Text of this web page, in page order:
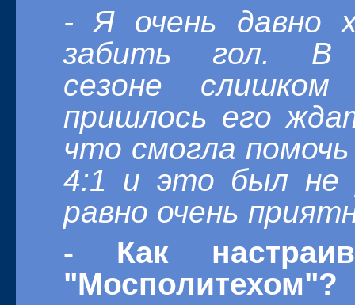
- Я очень давно
забить гол. В
сезоне слишком
пришлось его
что смогла
4:1 и это был не
равно очень
- Как
"Мосполитехом"?